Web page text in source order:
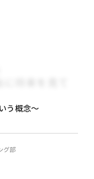
将来を見て
う概念～
グ部